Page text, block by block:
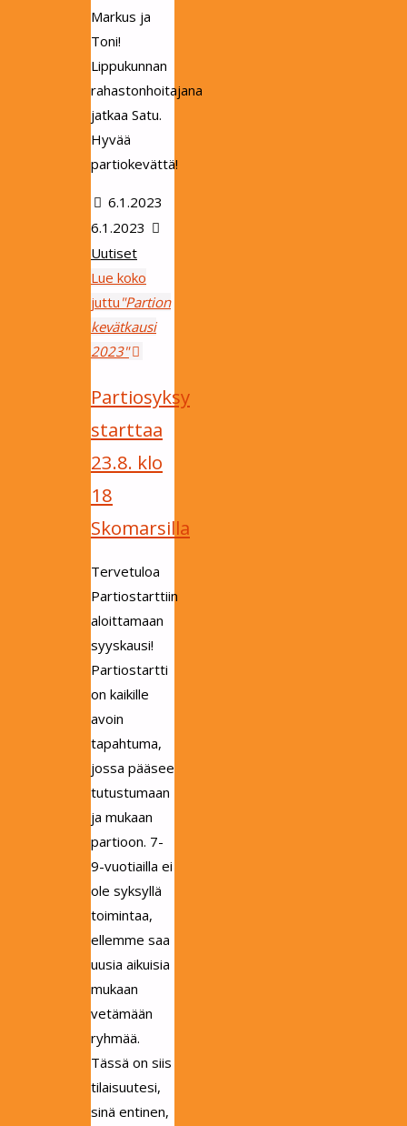
Markus ja
Toni!
Lippukunnan
rahastonhoitajana
jatkaa Satu.
Hyvää
partiokevättä!
6.1.2023
6.1.2023
Uutiset
Lue koko
juttu "Partion
kevätkausi
2023"
Partiosyksy
starttaa
23.8. klo
18
Skomarsilla
Tervetuloa
Partiostarttiin
aloittamaan
syyskausi!
Partiostartti
on kaikille
avoin
tapahtuma,
jossa pääsee
tutustumaan
ja mukaan
partioon. 7-
9-vuotiailla ei
ole syksyllä
toimintaa,
ellemme saa
uusia aikuisia
mukaan
vetämään
ryhmää.
Tässä on siis
tilaisuutesi,
sinä entinen,